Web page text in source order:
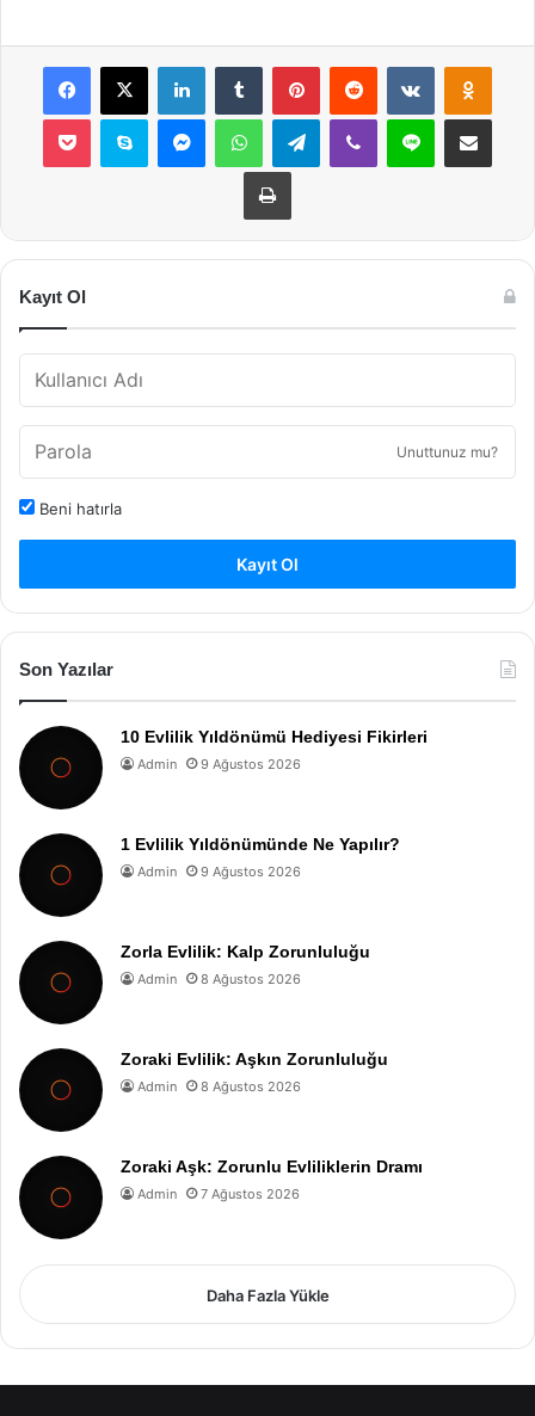
Facebook
X LinkedInTumblr PinterestReddit VKontakte
Pocket Skype MessengerWhatsAppTelegramViber Line E-Posta ile
Yazdır
Kayıt Ol
Unuttunuz mu?
Beni hatırla
Kayıt Ol
Son Yazılar
10 Evlilik Yıldönümü Hediyesi Fikirleri
Admin 9 Ağustos 2026
1 Evlilik Yıldönümünde Ne Yapılır?
Admin 9 Ağustos 2026
Zorla Evlilik: Kalp Zorunluluğu
Admin 8 Ağustos 2026
Zoraki Evlilik: Aşkın Zorunluluğu
Admin 8 Ağustos 2026
Zoraki Aşk: Zorunlu Evliliklerin Dramı
Admin 7 Ağustos 2026
Daha Fazla Yükle